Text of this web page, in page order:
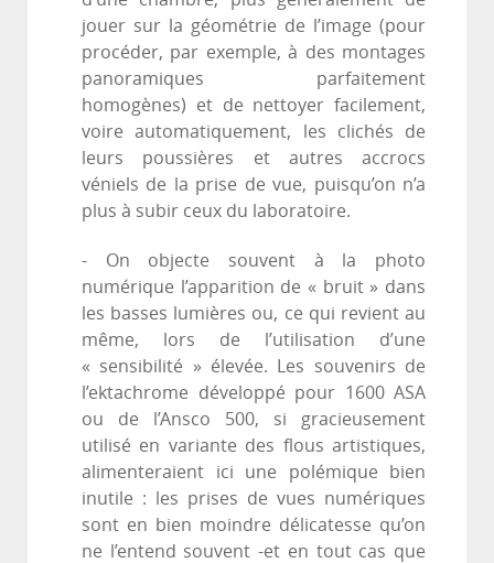
jouer sur la géométrie de l’image (pour
procéder, par exemple, à des montages
panoramiques parfaitement
homogènes) et de nettoyer facilement,
voire automatiquement, les clichés de
leurs poussières et autres accrocs
véniels de la prise de vue, puisqu’on n’a
plus à subir ceux du laboratoire.
- On objecte souvent à la photo
numérique l’apparition de « bruit » dans
les basses lumières ou, ce qui revient au
même, lors de l’utilisation d’une
« sensibilité » élevée. Les souvenirs de
l’ektachrome développé pour 1600 ASA
ou de l’Ansco 500, si gracieusement
utilisé en variante des flous artistiques,
alimenteraient ici une polémique bien
inutile : les prises de vues numériques
sont en bien moindre délicatesse qu’on
ne l’entend souvent -et en tout cas que